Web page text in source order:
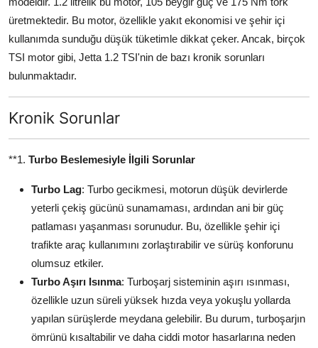
Şanzıman & Aktarma
Dizel Sistemler
üretmektedir. Bu motor, özellikle yakıt ekonomisi ve şehir içi
kullanımda sunduğu düşük tüketimle dikkat çeker. Ancak, birçok
TSI motor gibi, Jetta 1.2 TSI'nin de bazı kronik sorunları
bulunmaktadır.
Kronik Sorunlar
**1. Turbo Beslemesiyle İlgili Sorunlar
Turbo Lag: Turbo gecikmesi, motorun düşük devirlerde
yeterli çekiş gücünü sunamaması, ardından ani bir güç
patlaması yaşanması sorunudur. Bu, özellikle şehir içi
trafikte araç kullanımını zorlaştırabilir ve sürüş konforunu
olumsuz etkiler.
Turbo Aşırı Isınma: Turboşarj sisteminin aşırı ısınması,
özellikle uzun süreli yüksek hızda veya yokuşlu yollarda
yapılan sürüşlerde meydana gelebilir. Bu durum, turboşarjın
ömrünü kısaltabilir ve daha ciddi motor hasarlarına neden